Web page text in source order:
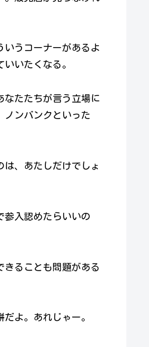
いうコーナーがあるよ
いたくなる。
なたたちが言う立場に
ノンバンクといった
、あたしだけでしょ
参入認めたらいいの
きることも問題がある
よ。あれじゃー。